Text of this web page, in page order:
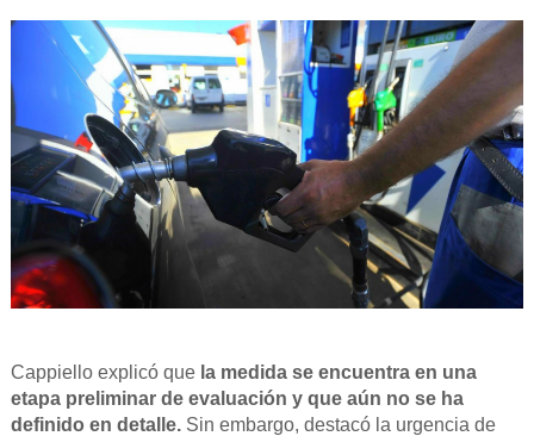
Cappiello explicó que la medida se encuentra en una
etapa preliminar de evaluación y que aún no se ha
definido en detalle.Sin embargo, destacó la urgencia de